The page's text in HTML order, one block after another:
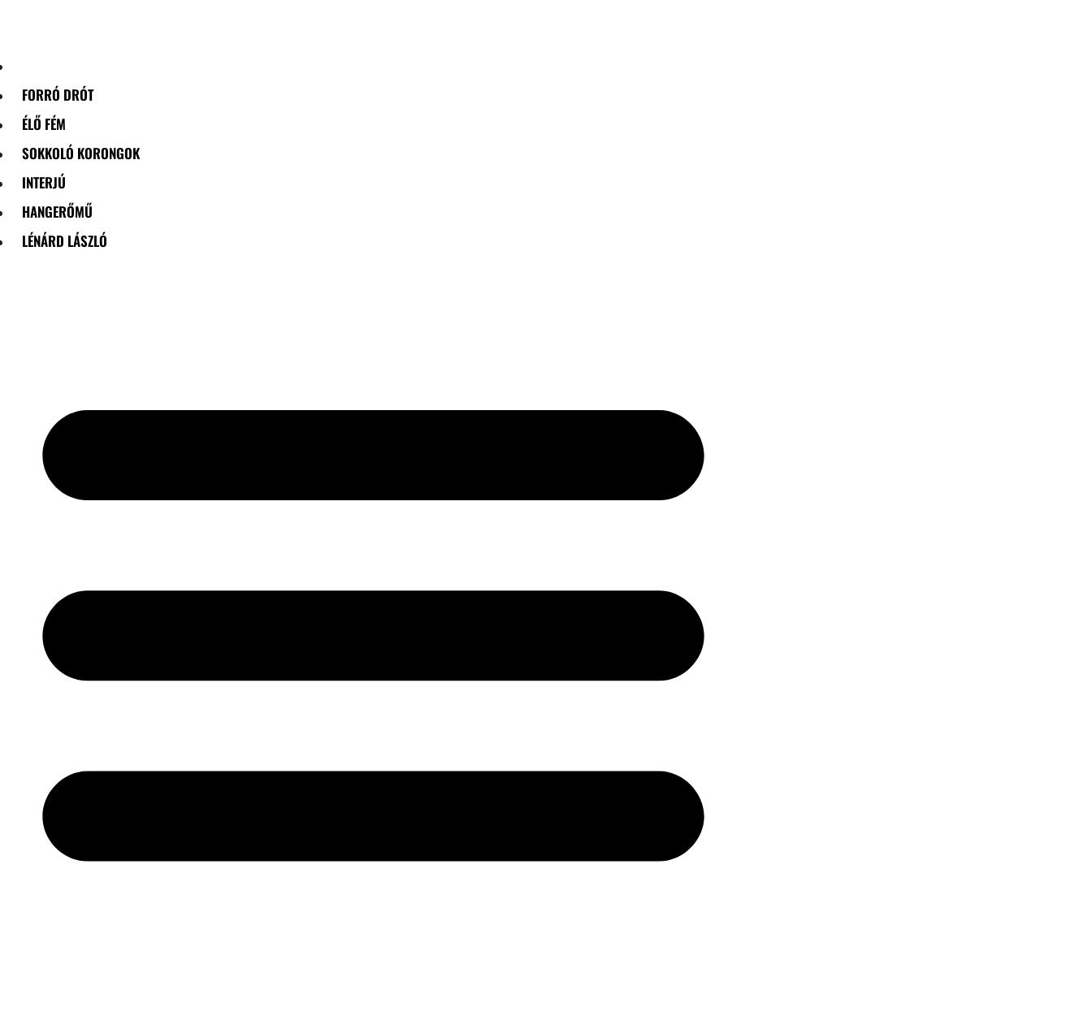
FORRÓ DRÓT
ÉLŐ FÉM
SOKKOLÓ KORONGOK
INTERJÚ
HANGERŐMŰ
LÉNÁRD LÁSZLÓ